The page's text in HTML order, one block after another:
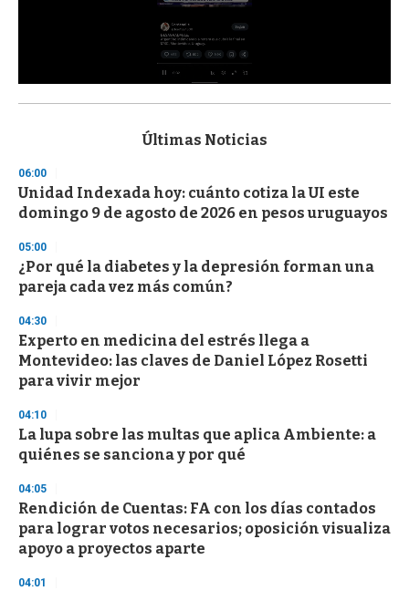
s
d
s
o
f
3
s
e
c
n
d
s
Últimas Noticias
06:00
Unidad Indexada hoy: cuánto cotiza la UI este
domingo 9 de agosto de 2026 en pesos uruguayos
05:00
¿Por qué la diabetes y la depresión forman una
pareja cada vez más común?
04:30
Experto en medicina del estrés llega a
Montevideo: las claves de Daniel López Rosetti
para vivir mejor
04:10
La lupa sobre las multas que aplica Ambiente: a
quiénes se sanciona y por qué
04:05
Rendición de Cuentas: FA con los días contados
para lograr votos necesarios; oposición visualiza
apoyo a proyectos aparte
04:01